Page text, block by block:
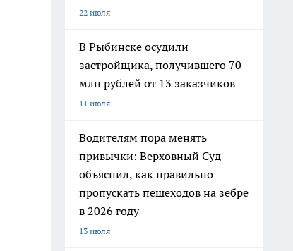
22 июля
В Рыбинске осудили
застройщика, получившего 70
млн рублей от 13 заказчиков
11 июля
Водителям пора менять
привычки: Верховный Суд
объяснил, как правильно
пропускать пешеходов на зебре
в 2026 году
13 июля